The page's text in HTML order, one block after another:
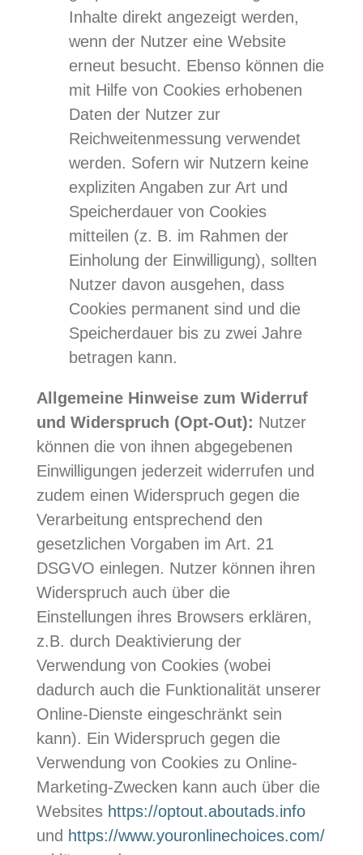
Inhalte direkt angezeigt werden,
wenn der Nutzer eine Website
erneut besucht. Ebenso können die
mit Hilfe von Cookies erhobenen
Daten der Nutzer zur
Reichweitenmessung verwendet
werden. Sofern wir Nutzern keine
expliziten Angaben zur Art und
Speicherdauer von Cookies
mitteilen (z. B. im Rahmen der
Einholung der Einwilligung), sollten
Nutzer davon ausgehen, dass
Cookies permanent sind und die
Speicherdauer bis zu zwei Jahre
betragen kann.
Allgemeine Hinweise zum Widerruf
und Widerspruch (Opt-Out): Nutzer
können die von ihnen abgegebenen
Einwilligungen jederzeit widerrufen und
zudem einen Widerspruch gegen die
Verarbeitung entsprechend den
gesetzlichen Vorgaben im Art. 21
DSGVO einlegen. Nutzer können ihren
Widerspruch auch über die
Einstellungen ihres Browsers erklären,
z.B. durch Deaktivierung der
Verwendung von Cookies (wobei
dadurch auch die Funktionalität unserer
Online-Dienste eingeschränkt sein
kann). Ein Widerspruch gegen die
Verwendung von Cookies zu Online-
Marketing-Zwecken kann auch über die
Websites https://optout.aboutads.info
und https://www.youronlinechoices.com/